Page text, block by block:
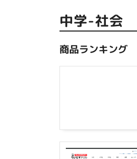
中学-社会
商品ランキング